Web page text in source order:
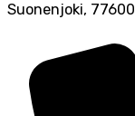
Suonenjoki, 77600